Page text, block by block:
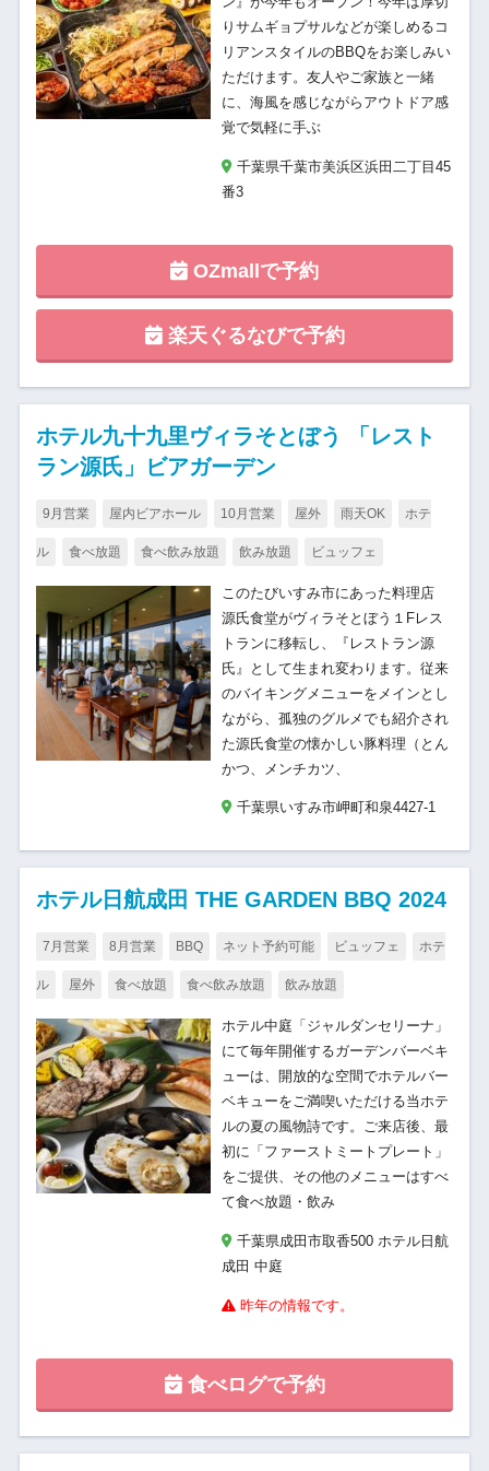
りサムギョプサルなどが楽しめるコ
リアンスタイルのBBQをお楽しみい
ただけます。友人やご家族と一緒
に、海風を感じながらアウトドア感
覚で気軽に手ぶ
千葉県千葉市美浜区浜田二丁目45
番3
OZmallで予約
楽天ぐるなびで予約
ホテル九十九里ヴィラそとぼう 「レスト
ラン源氏」ビアガーデン
9月営業 屋内ビアホール 10月営業 屋外 雨天OK ホテ
ル 食べ放題 食べ飲み放題 飲み放題 ビュッフェ
このたびいすみ市にあった料理店
源氏食堂がヴィラそとぼう１Fレス
トランに移転し、『レストラン源
氏』として生まれ変わります。従来
のバイキングメニューをメインとし
ながら、孤独のグルメでも紹介され
た源氏食堂の懐かしい豚料理（とん
かつ、メンチカツ、
千葉県いすみ市岬町和泉4427-1
ホテル日航成田 THE GARDEN BBQ 2024
7月営業 8月営業 BBQ ネット予約可能 ビュッフェ ホテ
ル 屋外 食べ放題 食べ飲み放題 飲み放題
ホテル中庭「ジャルダンセリーナ」
にて毎年開催するガーデンバーベキ
ューは、開放的な空間でホテルバー
ベキューをご満喫いただける当ホテ
ルの夏の風物詩です。ご来店後、最
初に「ファーストミートプレート」
をご提供、その他のメニューはすべ
て食べ放題・飲み
千葉県成田市取香500 ホテル日航
成田 中庭
昨年の情報です。
食べログで予約